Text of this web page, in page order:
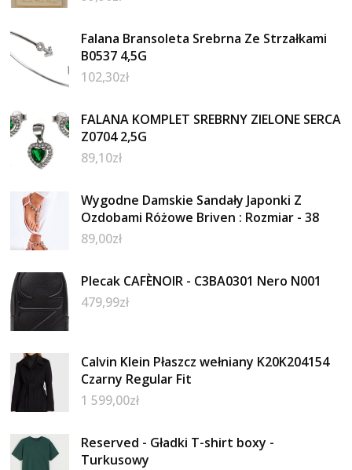
Falana Bransoleta Srebrna Ze Strzałkami
B0537 4,5G
102,30zł
FALANA KOMPLET SREBRNY ZIELONE SERCA
Z0704 2,5G
89,10zł
Wygodne Damskie Sandały Japonki Z
Ozdobami Różowe Briven : Rozmiar - 38
89,00zł
Plecak CAFÈNOIR - C3BA0301 Nero N001
479,99zł
Calvin Klein Płaszcz wełniany K20K204154
Czarny Regular Fit
1 599,00zł
Reserved - Gładki T-shirt boxy -
Turkusowy